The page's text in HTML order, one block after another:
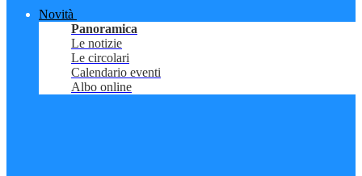
Novità
Panoramica
Le notizie
Le circolari
Calendario eventi
Albo online